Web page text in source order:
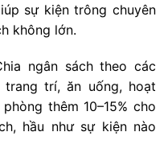
sự kiện trông chuyên
không lớn.
ngân sách theo các
trí, ăn uống, hoạt
thêm 10–15% cho
hầu như sự kiện nào